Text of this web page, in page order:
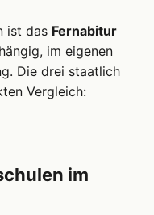
ist das Fernabitur
im eigenen
Die drei staatlich
Vergleich:
im